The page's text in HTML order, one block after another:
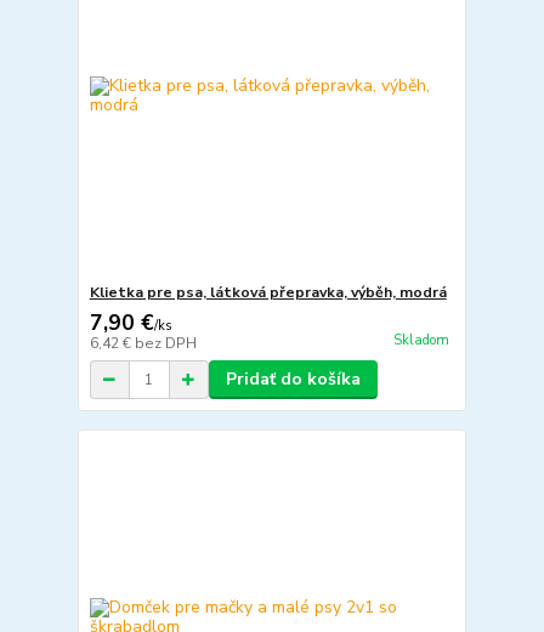
Klietka pre psa, látková přepravka, výběh, modrá
7,90 €/ks
6,42 € bez DPH Skladom
Pridať do košíka